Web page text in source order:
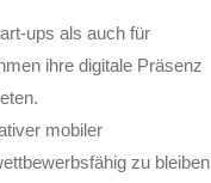
ups als auch für
ihre digitale Präsenz
mobiler
zu bleiben